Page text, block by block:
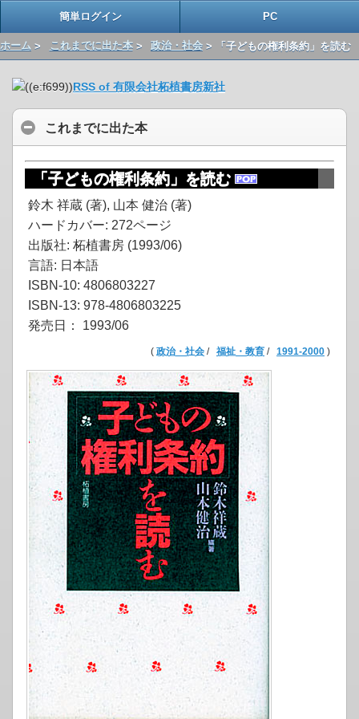
簡単ログイン PC
ホーム > これまでに出た本> 政治・社会 > 「子どもの権利条約」を読む
RSS of 有限会社柘植書房新社
これまでに出た本
「子どもの権利条約」を読む
鈴木 祥蔵 (著), 山本 健治 (著)
ハードカバー: 272ページ
出版社: 柘植書房 (1993/06)
言語: 日本語
ISBN-10: 4806803227
ISBN-13: 978-4806803225
発売日： 1993/06
( 政治・社会 / 福祉・教育 / 1991-2000 )